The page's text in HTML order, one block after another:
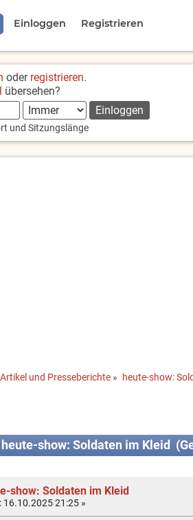
Einloggen Registrieren
oder registrieren.
übersehen?
und Sitzungslänge
Artikel und Presseberichte » heute-show:
show: Soldaten im Kleid
show: Soldaten im Kleid
16.10.2025 21:25 »